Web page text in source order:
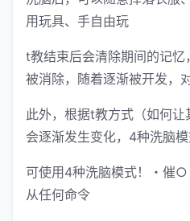
用玩具、手自由玩
t教结束后会清除期间的记
被消除，随着逐渐被开发，
此外，根据t教方式（如何
会逐渐发生变化，4种洗脑
可使用4种洗脑模式！・催
从任何命令